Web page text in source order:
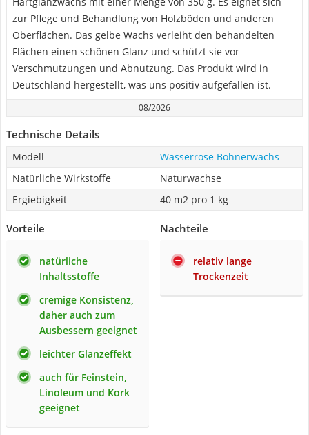
zur Pflege und Behandlung von Holzböden und anderen
Oberflächen. Das gelbe Wachs verleiht den behandelten
Flächen einen schönen Glanz und schützt sie vor
Verschmutzungen und Abnutzung. Das Produkt wird in
Deutschland hergestellt, was uns positiv aufgefallen ist.
08/2026
Technische Details
Modell
Wasserrose Bohnerwachs
Natürliche Wirkstoffe
Naturwachse
Ergiebigkeit
40 m2 pro 1 kg
Vorteile
natürliche
Inhaltsstoffe
cremige Konsistenz,
daher auch zum
Ausbessern geeignet
leichter Glanzeffekt
auch für Feinstein,
Linoleum und Kork
geeignet
Nachteile
relativ lange
Trockenzeit